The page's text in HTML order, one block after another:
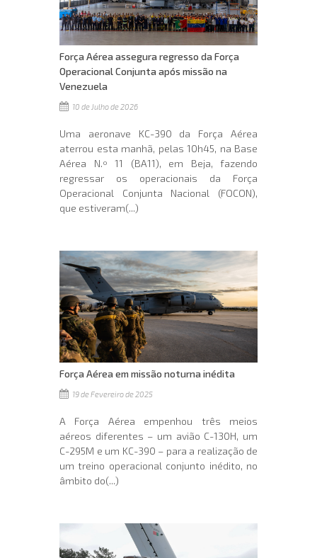
Força Aérea assegura regresso da Força
Operacional Conjunta após missão na
Venezuela
10 de Julho de 2026
Uma aeronave KC-390 da Força Aérea
aterrou esta manhã, pelas 10h45, na Base
Aérea N.º 11 (BA11), em Beja, fazendo
regressar os operacionais da Força
Operacional Conjunta Nacional (FOCON),
que estiveram(...)
Força Aérea em missão noturna inédita
19 de Fevereiro de 2025
A Força Aérea empenhou três meios
aéreos diferentes – um avião C-130H, um
C-295M e um KC-390 – para a realização de
um treino operacional conjunto inédito, no
âmbito do(...)